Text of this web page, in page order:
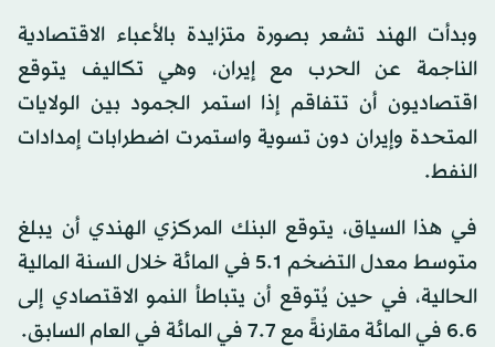
وبدأت الهند تشعر بصورة متزايدة بالأعباء الاقتصادية
الناجمة عن الحرب مع إيران، وهي تكاليف يتوقع
اقتصاديون أن تتفاقم إذا استمر الجمود بين الولايات
المتحدة وإيران دون تسوية واستمرت اضطرابات إمدادات
النفط.
في هذا السياق، يتوقع البنك المركزي الهندي أن يبلغ
متوسط معدل التضخم 5.1 في المائة خلال السنة المالية
الحالية، في حين يُتوقع أن يتباطأ النمو الاقتصادي إلى
6.6 في المائة مقارنةً مع 7.7 في المائة في العام السابق.